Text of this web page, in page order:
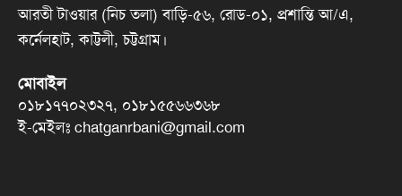
আরতী টাওয়ার (নিচ তলা) বাড়ি-৫৬, রোড-০১, প্রশান্তি আ/এ,
কর্নেলহাট, কাট্টলী, চট্টগ্রাম।
মোবাইল
০১৮১৭৭০২৩২৭, ০১৮১৫৫৬৬৩৬৮
ই-মেইলঃ chatganrbani@gmail.com